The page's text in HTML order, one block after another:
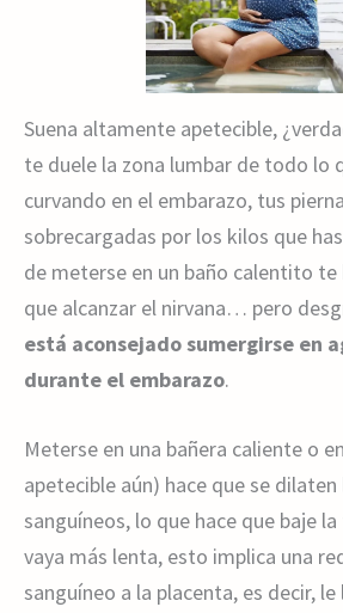
Suena altamente apetecible,
te duele la zona lumbar de todo lo
curvando en el embarazo, tus
sobrecargadas por los kilos que
de meterse en un baño calentito te
que alcanzar el nirvana… pero
está aconsejado sumergirse en
durante el embarazo.
Meterse en una bañera caliente o
apetecible aún) hace que se dilaten
sanguíneos, lo que hace que baje
vaya más lenta, esto implica una
sanguíneo a la placenta, es decir,